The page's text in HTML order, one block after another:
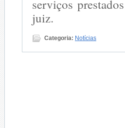
serviços
juiz.
Categoria: Notícias